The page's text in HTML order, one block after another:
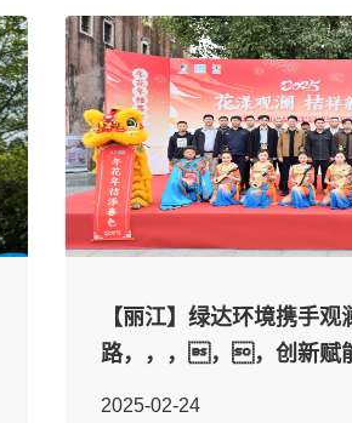
【丽江】绿达环境携手观
路，，，，，创新赋
2025-02-24